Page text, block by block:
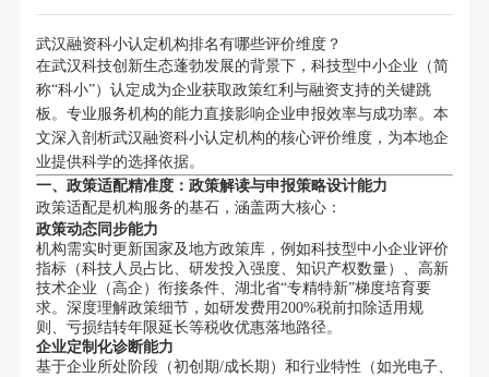
武汉融资科小认定机构排名有哪些评价维度？
在武汉科技创新生态蓬勃发展的背景下，科技型中小企业（简
称“科小”）认定成为企业获取政策红利与融资支持的关键跳
板。专业服务机构的能力直接影响企业申报效率与成功率。本
文深入剖析武汉融资科小认定机构的核心评价维度，为本地企
业提供科学的选择依据。
一、政策适配精准度：政策解读与申报策略设计能力
政策适配是机构服务的基石，涵盖两大核心：
政策动态同步能力
机构需实时更新国家及地方政策库，例如科技型中小企业评价
指标（科技人员占比、研发投入强度、知识产权数量）、高新
技术企业（高企）衔接条件、湖北省“专精特新”梯度培育要
求。深度理解政策细节，如研发费用200%税前扣除适用规
则、亏损结转年限延长等税收优惠落地路径。
企业定制化诊断能力
基于企业所处阶段（初创期/成长期）和行业特性（如光电子、